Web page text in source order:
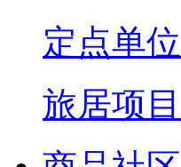
定点单位
旅居项目